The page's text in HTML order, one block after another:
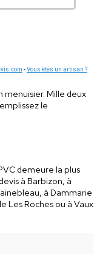
-Vous êtes un artisan ?
menuisier. Mille deux
le
demeure la plus
à Barbizon, à
à Dammarie
Les Roches ou à Vaux